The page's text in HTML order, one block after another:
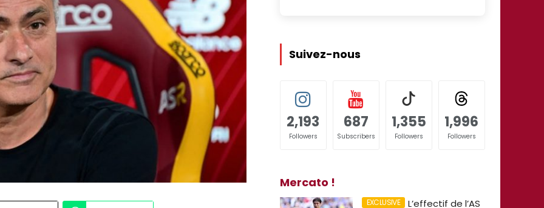
Suivez-nous
2,193
Followers
687
Subscribers
1,355
Followers
1,996
Followers
Mercato !
L’effectif de l’AS